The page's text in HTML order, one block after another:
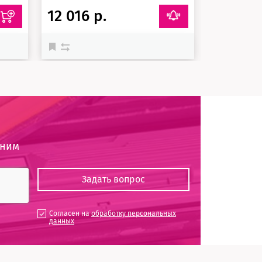
12 016 р.
Согласен наобработку персональных
данных